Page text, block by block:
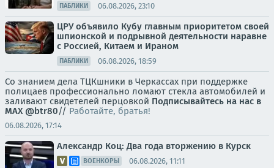
ПАБЛИКИ 06.08.2026, 23:10
ЦРУ объявило Кубу главным приоритетом своей
шпионской и подрывной деятельности наравне
с Россией, Китаем и Ираном
ПАБЛИКИ 06.08.2026, 18:59
Со знанием дела ТЦКшники в Черкассах при поддержке
полицаев профессионально ломают стекла автомобилей и
заливают свидетелей перцовкой Подписывайтесь на нас в
MAX @btr80// Работайте, братья!
06.08.2026, 17:14
Александр Коц: Два года вторжению в Курск
ВОЕНКОРЫ 06.08.2026, 11:11